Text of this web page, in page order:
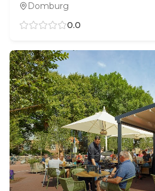
Domburg
0.0